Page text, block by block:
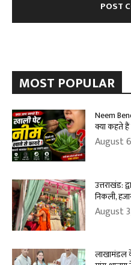
MOST POPULAR
Neem
क्या कहते हैं
August
उत्तराखंड:
निकली,
August
लाखामंडल